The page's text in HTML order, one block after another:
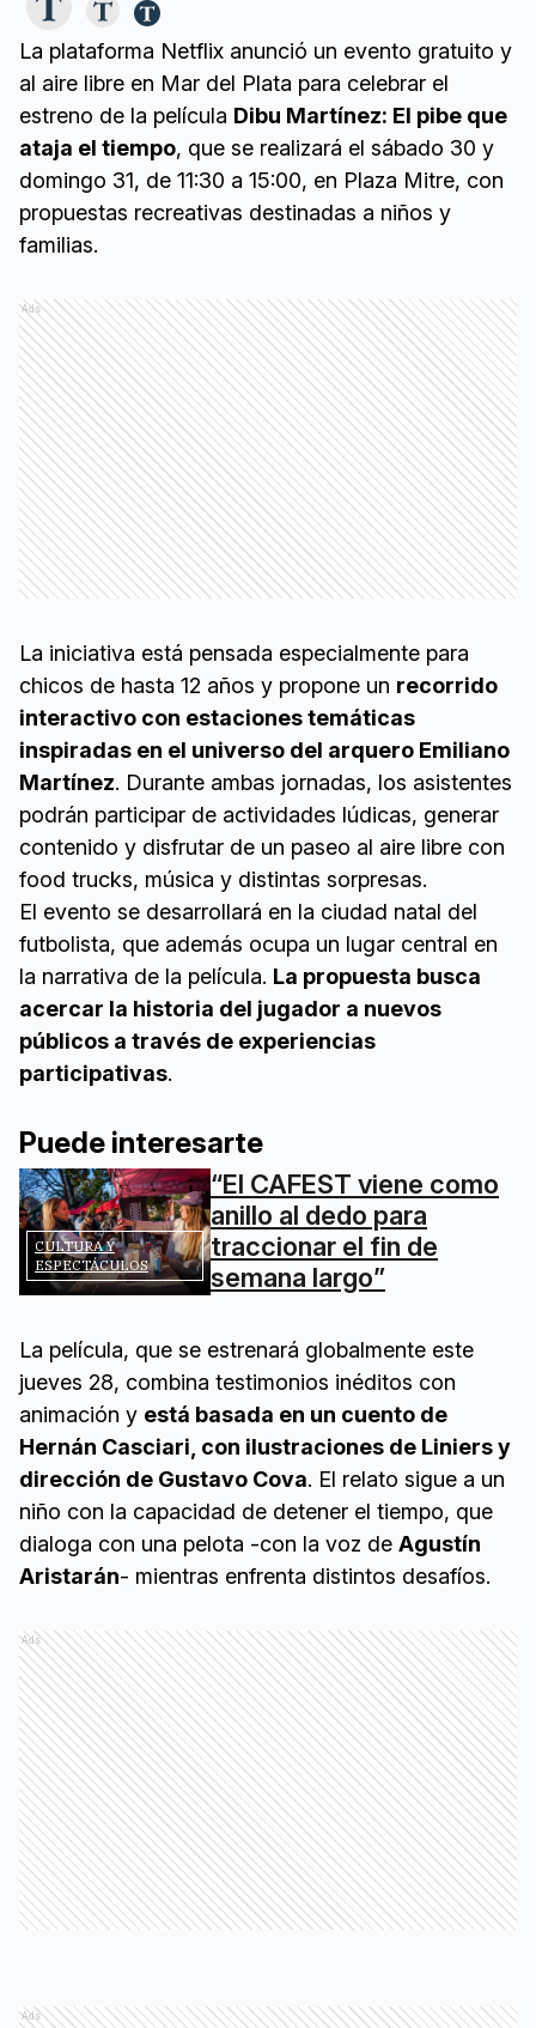
La plataforma Netflix anunció un evento gratuito y
al aire libre en Mar del Plata para celebrar el
estreno de la película Dibu Martínez: El pibe que
ataja el tiempo, que se realizará el sábado 30 y
domingo 31, de 11:30 a 15:00, en Plaza Mitre, con
propuestas recreativas destinadas a niños y
familias.
Ads
La iniciativa está pensada especialmente para
chicos de hasta 12 años y propone un recorrido
interactivo con estaciones temáticas
inspiradas en el universo del arquero Emiliano
Martínez. Durante ambas jornadas, los asistentes
podrán participar de actividades lúdicas, generar
contenido y disfrutar de un paseo al aire libre con
food trucks, música y distintas sorpresas.
El evento se desarrollará en la ciudad natal del
futbolista, que además ocupa un lugar central en
la narrativa de la película. La propuesta busca
acercar la historia del jugador a nuevos
públicos a través de experiencias
participativas.
Puede interesarte
CULTURA Y
ESPECTÁCULOS
“El CAFEST viene como
anillo al dedo para
traccionar el fin de
semana largo”
La película, que se estrenará globalmente este
jueves 28, combina testimonios inéditos con
animación y está basada en un cuento de
Hernán Casciari, con ilustraciones de Liniers y
dirección de Gustavo Cova. El relato sigue a un
niño con la capacidad de detener el tiempo, que
dialoga con una pelota -con la voz de Agustín
Aristarán- mientras enfrenta distintos desafíos.
Ads
Ads